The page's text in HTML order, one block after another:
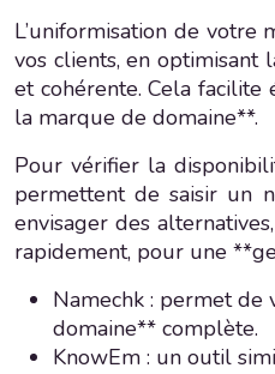
L’uniformisation de
vos clients, en
et cohérente. Cela
la marque de domaine**.
Pour vérifier la
permettent de saisir un
envisager des
rapidement, pour une
Namechk : permet de
domaine** complète.
KnowEm : un outil